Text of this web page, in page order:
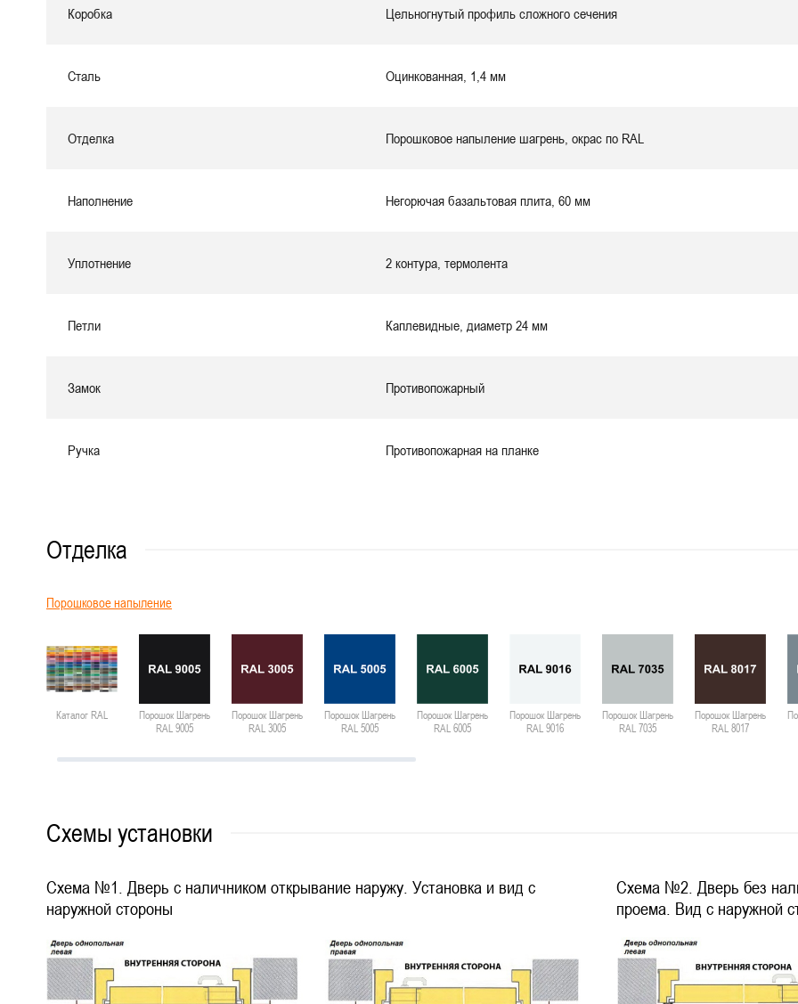
Коробка Цельногнутый профиль сложного сечения
Сталь Оцинкованная, 1,4 мм
Отделка Порошковое напыление шагрень, окрас по RAL
Наполнение Негорючая базальтовая плита, 60 мм
Уплотнение 2 контура, термолента
Петли Каплевидные, диаметр 24 мм
Замок Противопожарный
Ручка Противопожарная на планке
Отделка
Порошковое напыление
Каталог RAL
Порошок Шагрень
RAL 9005
Порошок Шагрень
RAL 3005
Порошок Шагрень
RAL 5005
Порошок Шагрень
RAL 6005
Порошок Шагрень
RAL 9016
Порошок Шагрень
RAL 7035
Порошок Шагрень
RAL 8017
Схемы установки
Схема №1. Дверь с наличником открывание наружу. Установка и вид с
наружной стороны
Схема №2. Дверь без
проема. Вид с наружной